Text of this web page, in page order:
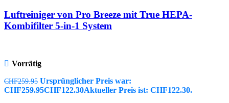
Luftreiniger von Pro Breeze mit True HEPA-
Kombifilter 5-in-1 System
Vorrätig
CHF259.95 Ursprünglicher Preis war:
CHF259.95CHF122.30Aktueller Preis ist: CHF122.30.